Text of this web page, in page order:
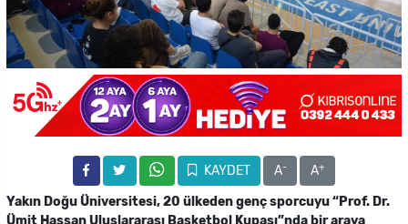
KAYDET A- A+
Yakın Doğu Üniversitesi, 20 ülkeden genç sporcuyu “Prof. Dr.